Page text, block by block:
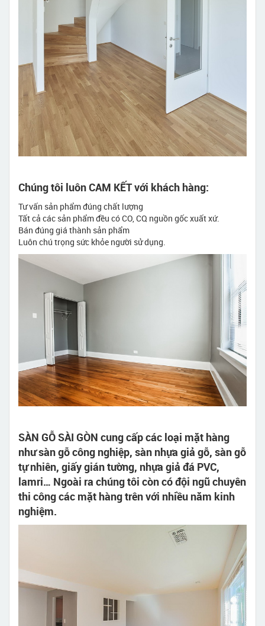
Chúng tôi luôn CAM KẾT với khách hàng:
Tư vấn sản phẩm đúng chất lượng
Tất cả các sản phẩm đều có CO, CQ nguồn gốc xuất xứ.
Bán đúng giá thành sản phẩm
Luôn chú trọng sức khỏe người sử dụng.
SÀN GỖ SÀI GÒN cung cấp các loại mặt hàng
như sàn gỗ công nghiệp, sàn nhựa giả gỗ, sàn gỗ
tự nhiên, giấy gián tường, nhựa giả đá PVC,
lamri… Ngoài ra chúng tôi còn có đội ngũ chuyên
thi công các mặt hàng trên với nhiều năm kinh
nghiệm.